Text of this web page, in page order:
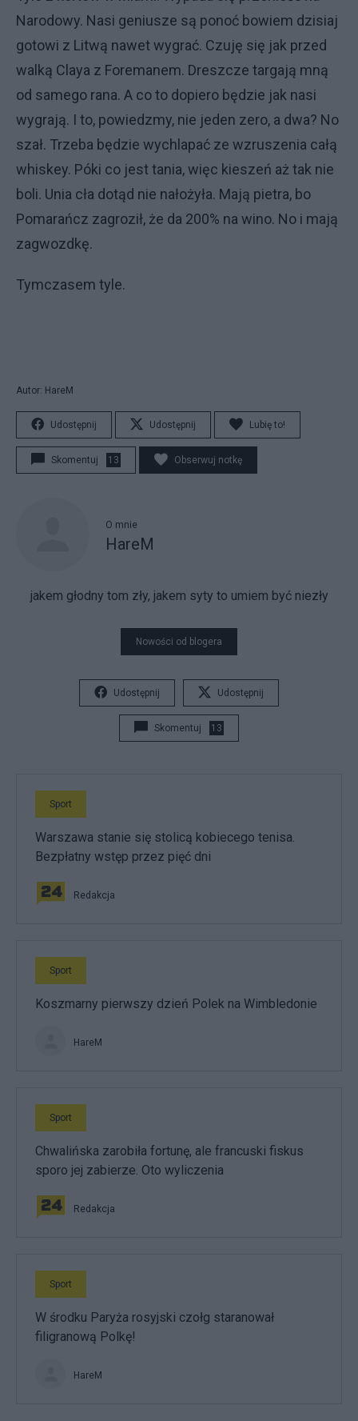
Narodowy. Nasi geniusze są ponoć bowiem dzisiaj
gotowi z Litwą nawet wygrać. Czuję się jak przed
walką Claya z Foremanem. Dreszcze targają mną
od samego rana. A co to dopiero będzie jak nasi
wygrają. I to, powiedzmy, nie jeden zero, a dwa? No
szał. Trzeba będzie wychlapać ze wzruszenia całą
whiskey. Póki co jest tania, więc kieszeń aż tak nie
boli. Unia cła dotąd nie nałożyła. Mają pietra, bo
Pomarańcz zagroził, że da 200% na wino. No i mają
zagwozdkę.
Tymczasem tyle.
Autor: HareM
Udostępnij Udostępnij Lubię to!
Skomentuj 13 Obserwuj notkę
O mnie
HareM
jakem głodny tom zły, jakem syty to umiem być niezły
Nowości od blogera
Udostępnij Udostępnij
Skomentuj 13
Sport
Warszawa stanie się stolicą kobiecego tenisa.
Bezpłatny wstęp przez pięć dni
Redakcja
Sport
Koszmarny pierwszy dzień Polek na Wimbledonie
HareM
Sport
Chwalińska zarobiła fortunę, ale francuski fiskus
sporo jej zabierze. Oto wyliczenia
Redakcja
Sport
W środku Paryża rosyjski czołg staranował
filigranową Polkę!
HareM